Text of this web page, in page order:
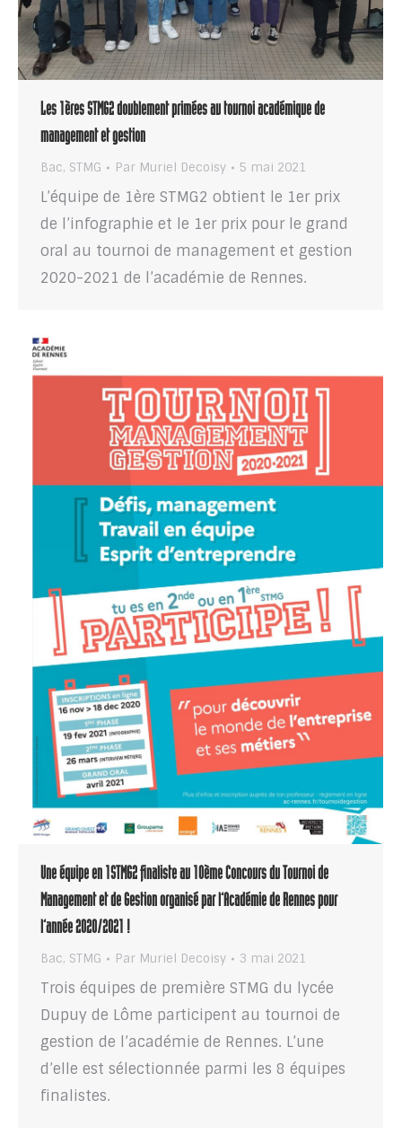
Les 1ères STMG2 doublement primées au tournoi académique de
management et gestion
Bac, STMG Par Muriel Decoisy 5 mai 2021
L’équipe de 1ère STMG2 obtient le 1er prix
de l’infographie et le 1er prix pour le grand
oral au tournoi de management et gestion
2020-2021 de l’académie de Rennes.
Une équipe en 1STMG2 finaliste au 10ème Concours du Tournoi de
Management et de Gestion organisé par l’Académie de Rennes pour
l’année 2020/2021 !
Bac, STMG Par Muriel Decoisy 3 mai 2021
Trois équipes de première STMG du lycée
Dupuy de Lôme participent au tournoi de
gestion de l’académie de Rennes. L’une
d’elle est sélectionnée parmi les 8 équipes
finalistes.